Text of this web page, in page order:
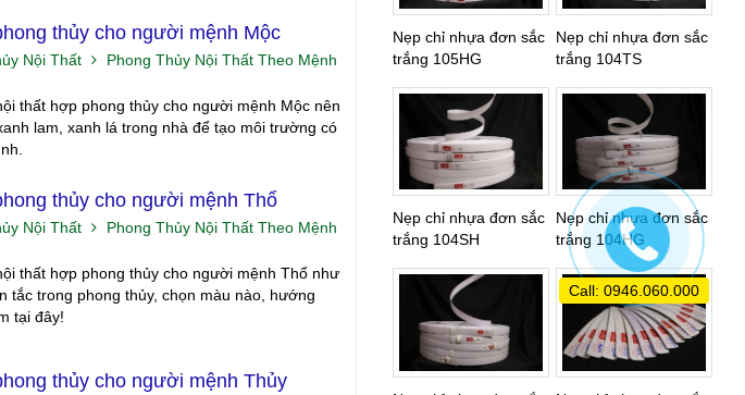
thủy cho người mệnh Mộc
Nội Thất Phong Thủy Nội Thất Theo Mệnh
thất hợp phong thủy cho người mệnh Mộc nên
lam, xanh lá trong nhà để tạo môi trường có
thủy cho người mệnh Thổ
Nội Thất Phong Thủy Nội Thất Theo Mệnh
thất hợp phong thủy cho người mệnh Thổ như
tắc trong phong thủy, chọn màu nào, hướng
tại đây!
thủy cho người mệnh Thủy
Nẹp chỉ nhựa đơn sắc
trắng 105HG
Nẹp chỉ nhựa đơn sắc
trắng 104TS
Nẹp chỉ nhựa đơn sắc
trắng 104SH
Nẹp chỉ nhựa đơn sắc
trắng 104HG
Call: 0946.060.000